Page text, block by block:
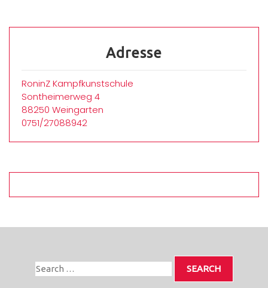
Adresse
RoninZ Kampfkunstschule
Sontheimerweg 4
88250 Weingarten
0751/27088942